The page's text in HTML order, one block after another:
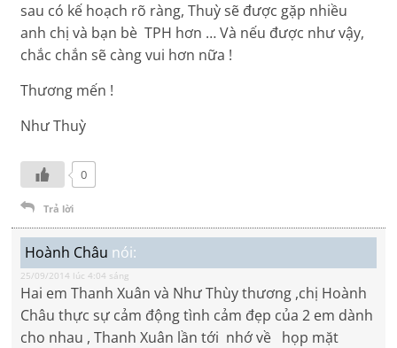
sau có kế hoạch rõ ràng, Thuỳ sẽ được gặp nhiều
anh chị và bạn bè TPH hơn … Và nếu được như vậy,
chắc chắn sẽ càng vui hơn nữa !
Thương mến !
Như Thuỳ
0
Trả lời
Hoành Châu nói:
25/09/2014 lúc 4:04 sáng
Hai em Thanh Xuân và Như Thùy thương ,chị Hoành
Châu thực sự cảm động tình cảm đẹp của 2 em dành
cho nhau , Thanh Xuân lần tới nhớ về họp mặt